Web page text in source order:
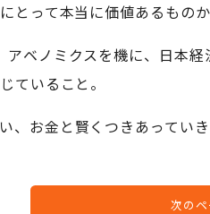
とって本当に価値あるもの
アベノミクスを機に、日本
ていること。
、お金と賢くつきあっていき
次の